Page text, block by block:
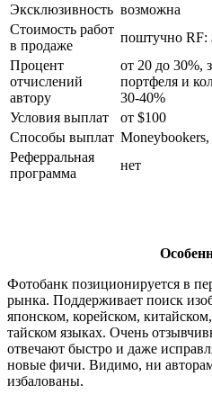
Эксклюзивность возможна
Стоимость работ
в продаже
поштучно RF:
Процент
отчислений
автору
от 20 до 30%,
портфеля и
30-40%
Условия выплат
от $100
Способы выплат Moneybookers,
Реферральная
программа
нет
Фотобанк позиционируется в
рынка. Поддерживает поиск
японском, корейском,
тайском языках. Очень
отвечают быстро и даже
новые фичи. Видимо, ни
избалованы.